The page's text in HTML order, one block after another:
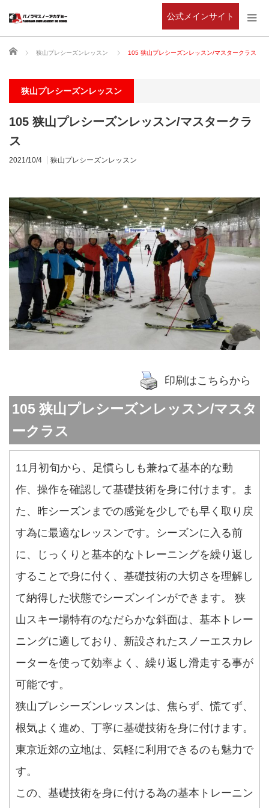
公式メインサイト
ホーム 狭山プレシーズンレッスン 105 狭山プレシーズンレッスン/マスタークラス
狭山プレシーズンレッスン
105 狭山プレシーズンレッスン/マスタークラ
ス
2021/10/4 狭山プレシーズンレッスン
印刷はこちらから
105 狭山プレシーズンレッスン/マスタ
ークラス
11月初旬から、足慣らしも兼ねて基本的な動
作、操作を確認して基礎技術を身に付けます。ま
た、昨シーズンまでの感覚を少しでも早く取り戻
す為に最適なレッスンです。シーズンに入る前
に、じっくりと基本的なトレーニングを繰り返し
することで身に付く、基礎技術の大切さを理解し
て納得した状態でシーズンインができます。 狭
山スキー場特有のなだらかな斜面は、基本トレー
ニングに適しており、新設されたスノーエスカレ
ーターを使って効率よく、繰り返し滑走する事が
可能です。
狭山プレシーズンレッスンは、焦らず、慌てず、
根気よく進め、丁寧に基礎技術を身に付けます。
東京近郊の立地は、気軽に利用できるのも魅力で
す。
この、基礎技術を身に付ける為の基本トレーニン